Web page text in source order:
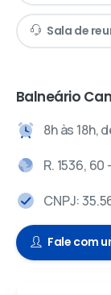
Sala de
Balneário
8h às 18h,
R. 1536, 60
CNPJ:
Fale com